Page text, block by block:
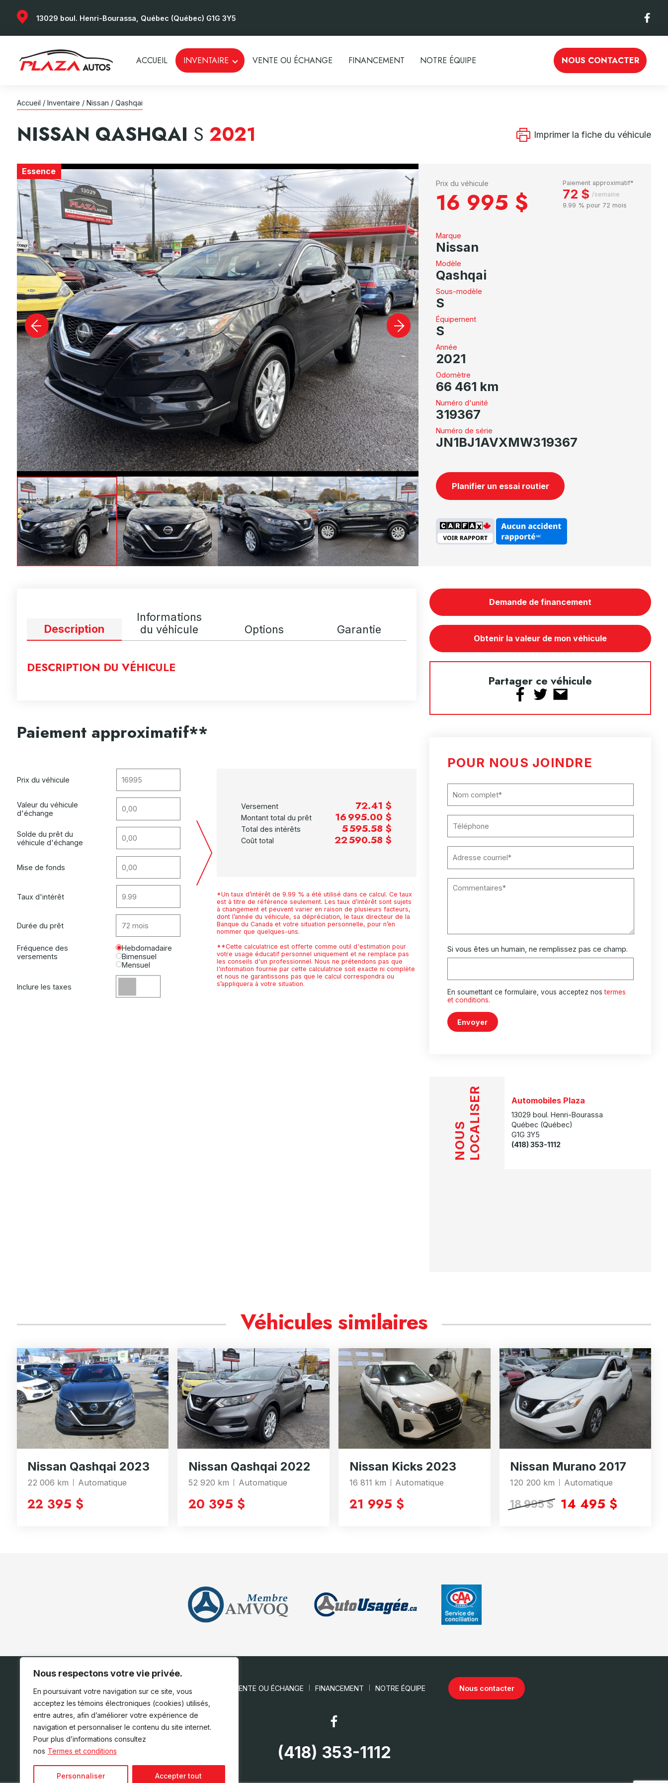
Nous respectons votre vie privée.
En poursuivant votre navigation sur ce site, vous
acceptez les témoins électroniques (cookies) utilisés,
entre autres, afin d’améliorer votre expérience de
navigation et personnaliser le contenu du site internet.
Pour plus d’informations consultez
nos Termes et conditions
Personnaliser Accepter tout
13029 boul. Henri-Bourassa, Québec (Québec) G1G 3Y5
ACCUEIL INVENTAIRE VENTE OU ÉCHANGE FINANCEMENT NOTRE ÉQUIPE NOUS CONTACTER
Accueil / Inventaire / Nissan / Qashqai
NISSAN QASHQAI S 2021 Imprimer la fiche du véhicule
Essence
Prix du véhicule
16 995 $
Paiement approximatif*
72 $ /semaine
9.99 % pour 72 mois
Marque
Nissan
Modèle
Qashqai
Sous-modèle
S
Équipement
S
Année
2021
Odomètre
66 461 km
Numéro d'unité
319367
Numéro de série
JN1BJ1AVXMW319367
Planifier un essai routier
Description
Informations
du véhicule
Options Garantie
DESCRIPTION DU VÉHICULE
Paiement approximatif**
Prix du véhicule
Valeur du véhicule
d'échange
Solde du prêt du
véhicule d'échange
Mise de fonds
Taux d'intérêt
Durée du prêt
Fréquence des
versements
Hebdomadaire
Bimensuel
Mensuel
Inclure les taxes
Versement 72.41 $
Montant total du prêt 16 995.00 $
Total des intérêts 5 595.58 $
Coût total 22 590.58 $
*Un taux d’intérêt de 9.99 % a été utilisé dans ce calcul. Ce taux
est à titre de référence seulement. Les taux d’intérêt sont sujets
à changement et peuvent varier en raison de plusieurs facteurs,
dont l’année du véhicule, sa dépréciation, le taux directeur de la
Banque du Canada et votre situation personnelle, pour n’en
nommer que quelques-uns.
**Cette calculatrice est offerte comme outil d'estimation pour
votre usage éducatif personnel uniquement et ne remplace pas
les conseils d'un professionnel. Nous ne prétendons pas que
l'information fournie par cette calculatrice soit exacte ni complète
et nous ne garantissons pas que le calcul correspondra ou
s’appliquera à votre situation.
Demande de financement
Obtenir la valeur de mon véhicule
Partager ce véhicule
POUR NOUS JOINDRE
Si vous êtes un humain, ne remplissez pas ce champ.
En soumettant ce formulaire, vous acceptez nostermes
et conditions.
Envoyer
NOUSLOCALISER Automobiles Plaza
13029 boul. Henri-Bourassa
Québec (Québec)
G1G 3Y5
(418) 353-1112
Véhicules similaires
Nissan Qashqai 2023
22 006 km Automatique
22 395 $
Nissan Qashqai 2022
52 920 km Automatique
20 395 $
Nissan Kicks 2023
16 811 km Automatique
21 995 $
Nissan Murano 2017
120 200 km Automatique
18 995 $ 14 495 $
ACCUEIL INVENTAIRE VENTE OU ÉCHANGE FINANCEMENT NOTRE ÉQUIPE Nous contacter
(418) 353-1112